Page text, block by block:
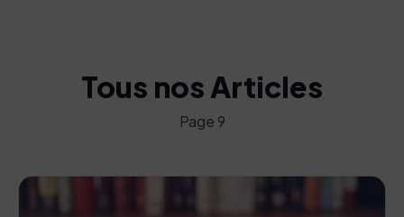
Tous nos Articles
Page 9